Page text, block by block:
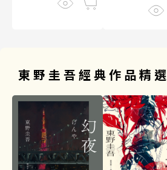
東野圭吾經典作品精選